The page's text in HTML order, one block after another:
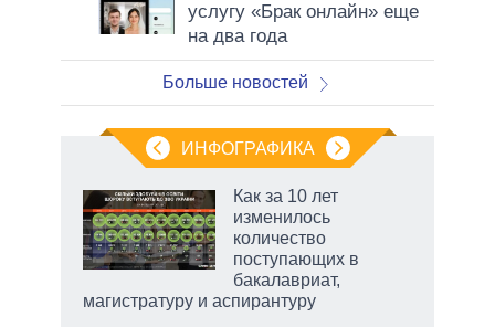
услугу «Брак онлайн» еще
на два года
Больше новостей
ИНФОГРАФИКА
Как за 10 лет
изменилось
количество
поступающих в
бакалавриат,
магистратуру и аспирантуру